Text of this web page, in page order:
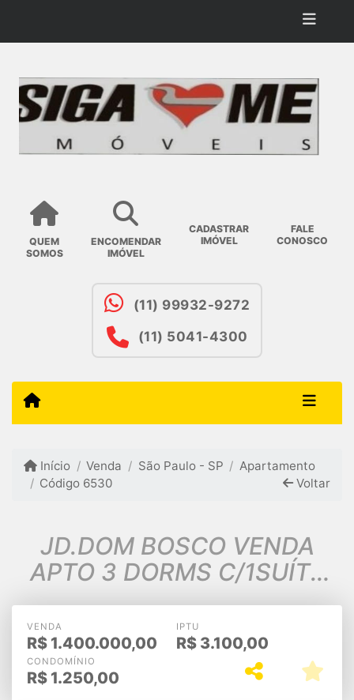
QUEM
SOMOS
ENCOMENDAR
IMÓVEL
CADASTRAR
IMÓVEL
FALE
CONOSCO
(11) 99932-9272
(11) 5041-4300
Início Venda São Paulo - SP
Apartamento
Código 6530
Voltar
JD.DOM BOSCO VENDA
APTO 3 DORMS C/1SUÍTE
VARANDA GOURM 2VGS
92m2 $1.400.000
VENDA
R$ 1.400.000,00
IPTU
R$ 3.100,00
CONDOMÍNIO
R$ 1.250,00